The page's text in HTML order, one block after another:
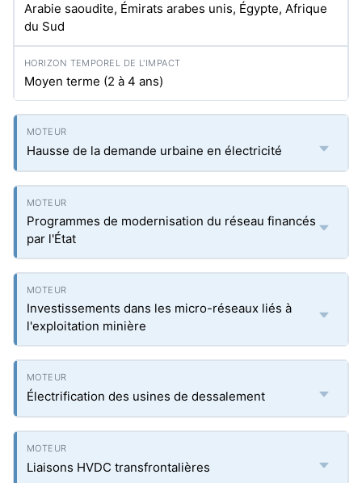
Arabie saoudite, Émirats arabes unis, Égypte, Afrique
du Sud
Moyen terme (2 à 4 ans)
Hausse de la demande urbaine en électricité
Programmes de modernisation du réseau financés
par l'État
Investissements dans les micro-réseaux liés à
l'exploitation minière
Électrification des usines de dessalement
Liaisons HVDC transfrontalières